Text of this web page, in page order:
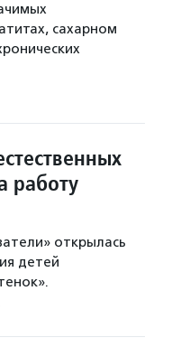
сахарном
работу
открылась
детей